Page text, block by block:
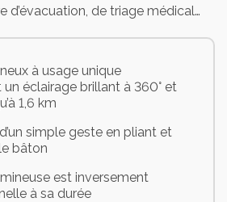
d’évacuation, de triage médical…
à usage unique
éclairage brillant à 360° et
1,6 km
simple geste en pliant et
bâton
est inversement
à sa durée